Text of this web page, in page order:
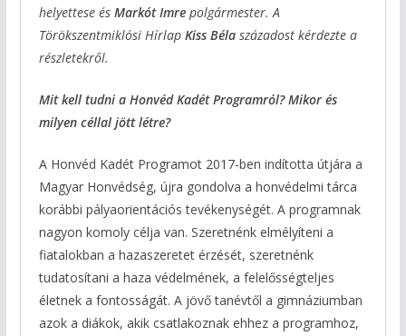
helyettese és Markót Imrepolgármester. A
Törökszentmiklósi Hírlap Kiss Bélaszázadost kérdezte a
részletekről.
Mit kell tudni a Honvéd Kadét Programról? Mikor és
milyen céllal jött létre?
A Honvéd Kadét Programot 2017-ben indította útjára a
Magyar Honvédség, újra gondolva a honvédelmi tárca
korábbi pályaorientációs tevékenységét. A programnak
nagyon komoly célja van. Szeretnénk elmélyíteni a
fiatalokban a hazaszeretet érzését, szeretnénk
tudatosítani a haza védelmének, a felelősségteljes
életnek a fontosságát. A jövő tanévtől a gimnáziumban
azok a diákok, akik csatlakoznak ehhez a programhoz,